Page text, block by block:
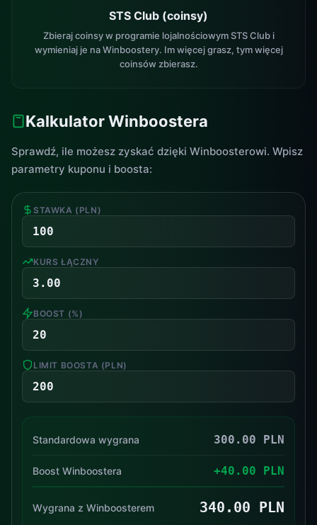
STS Club (coinsy)
Zbieraj coinsy w programie lojalnościowym STS Club i
wymieniaj je na Winboostery. Im więcej grasz, tym więcej
coinsów zbierasz.
Kalkulator Winboostera
Sprawdź, ile możesz zyskać dzięki Winboosterowi. Wpisz
parametry kuponu i boosta:
STAWKA (PLN)
KURS ŁĄCZNY
BOOST (%)
LIMIT BOOSTA (PLN)
Standardowa wygrana 300.00 PLN
Boost Winboostera +40.00 PLN
Wygrana z Winboosterem 340.00 PLN